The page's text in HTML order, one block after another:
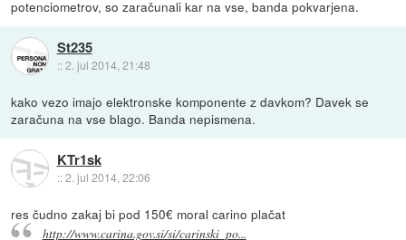
potenciometrov, so zaračunali kar na vse, banda pokvarjena.
St235
::2. jul 2014, 21:48
kako vezo imajo elektronske komponente z davkom? Davek se
zaračuna na vse blago. Banda nepismena.
KTr1sk
::2. jul 2014, 22:06
res čudno zakaj bi pod 150€ moral carino plačat
http://www.carina.gov.si/si/carinski_po...